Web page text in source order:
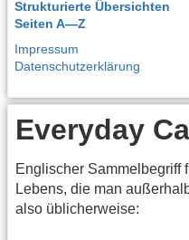
Strukturierte Übersichten
Seiten A—Z
Impressum
Datenschutzerklärung
Everyday
Englischer Sammelbegriff
Lebens, die man
also üblicherweise: